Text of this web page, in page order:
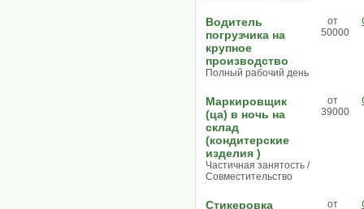
Водитель
погрузчика на
крупное
производство
Полный рабочий день
от
50000
Маркировщик
(ца) в ночь на
склад
(кондитерские
изделия )
Частичная занятость /
Совместительство
от
39000
Стикеровка
от